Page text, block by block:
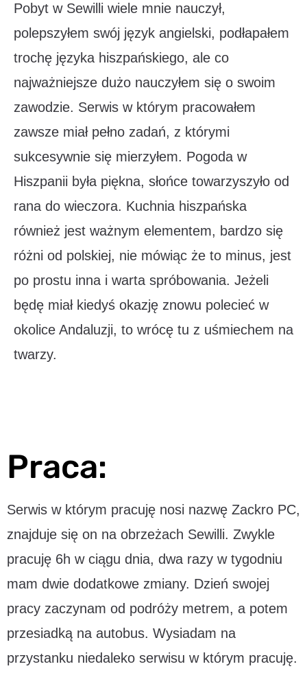
Pobyt w Sewilli wiele mnie nauczył,
polepszyłem swój język angielski, podłapałem
trochę języka hiszpańskiego, ale co
najważniejsze dużo nauczyłem się o swoim
zawodzie. Serwis w którym pracowałem
zawsze miał pełno zadań, z którymi
sukcesywnie się mierzyłem. Pogoda w
Hiszpanii była piękna, słońce towarzyszyło od
rana do wieczora. Kuchnia hiszpańska
również jest ważnym elementem, bardzo się
różni od polskiej, nie mówiąc że to minus, jest
po prostu inna i warta spróbowania. Jeżeli
będę miał kiedyś okazję znowu polecieć w
okolice Andaluzji, to wrócę tu z uśmiechem na
twarzy.
Praca:
Serwis w którym pracuję nosi nazwę Zackro PC,
znajduje się on na obrzeżach Sewilli. Zwykle
pracuję 6h w ciągu dnia, dwa razy w tygodniu
mam dwie dodatkowe zmiany. Dzień swojej
pracy zaczynam od podróży metrem, a potem
przesiadką na autobus. Wysiadam na
przystanku niedaleko serwisu w którym pracuję.